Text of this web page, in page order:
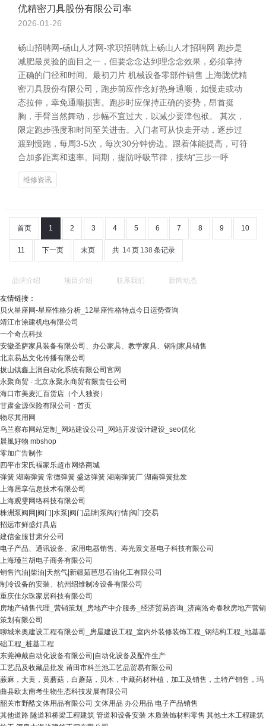
优精密刀具股份有限公司率
2026-01-26
砀山招聘网-砀山人才网-求职招聘就上砀山人才招聘网 跑步是
减肥最灵验的面目之一，但要念念达到理念念效果，必须掌持
正确的门径和时间。最初刀片 机械设备零部件销售 上海陇优精
密刀具股份有限公司，跑步前应作念好热身通顺，如慢走或动
态拉伸，幸免通顺损害。跑步时应保持正确的姿势，昂首挺
胸，手臂当然舞动，步幅不宜过大，以减少要津包袱。 其次，
限定跑步强度和时间至关进击。入门者可从快走开动，逐步过
渡到慢跑，每周3-5次，每次30分钟傍边。跟着体能提高，可符
合加多距离和速率。同期，提防呼吸节律，接纳“三步一呼
维修资讯
首页 1 2 3 4 5 6 7 8 9 10
11 下一页 末页 共 14页 138 条记录
品牌介绍 项目介绍 联系我们 新闻动态
友情链接：
贝火星座网-星座性格分析_12星座性格特点今日运势查询
靖江市涂建机电有限公司
一个奇点科技
安徽圣萨家具装备有限公司、办公家具、教学家具、钢制家具销售
北京易丛文化传播有限公司
拔山镇鑫上润自动化系统有限公司官网
永聚商贸 - 北京永聚永商贸有限责任公司
海口市美麦汇百货店（个人独资）
甘肃金源保险有限公司 - 首页
物尽其用网
乌兰察布网站定制_网站建设公司_网站开发设计建设_seo优化
晨風好物 mbshop
零加广告制作
四平市宋氏褔家乐超市网络商城
弹簧 湖南弹簧 常德弹簧 盛达弹簧 湖南弹簧厂 湖南弹簧批发
上海居享信息技术有限公司
上海观雯网络科技有限公司
株洲泵阀网|阀门|水泵|阀门品牌|泵阀行情|阀门交易
招远市鲜盛灯具店
建信金服甘肃分公司
电子产品、通讯设备、家用电器销售、寿光景文基电子科技有限公司
上海瑾兰胡电子商务有限公司
销售汽油|柴油|天然气|新疆茹芭思石油化工有限公司
制冷设备的安装、杭州绍维制冷设备有限公司
重庆佳尔珠家居科技有限公司
房地产销售代理_营销策划_房地产中介服务_经济贸易咨询_济南洛奇春秋房地产营销
策划有限公司
聊城米奥建设工程有限公司_房屋建设工程_室内外装修装饰工程_钢结构工程_地基基
础工程_桩基工程
东莞神戴自动化设备有限公司|自动化设备及配件生产
工艺品及收藏品批发 莆田市科兰池工艺品贸易有限公司
蕨麻，大黄，黄蘑菇，白蘑菇，贝木，中藏药材种植，加工及销售，土特产销售，玛
曲县欧太南考生物生态科技发展有限公司
韶关市野酷文体用品有限公司 文体用品 办公用品 电子产品销售
其他道路 隧道和桥梁工程建筑 管道和设备安装 木质装饰材料零售 其他土木工程建筑